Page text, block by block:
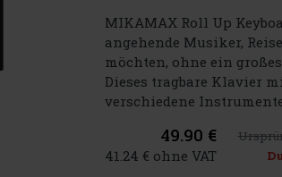
MIKAMAX Roll Up
angehende Musiker,
möchten, ohne ein
Dieses tragbare Klavier
verschiedene
49.90 €
41.24 € ohne VAT